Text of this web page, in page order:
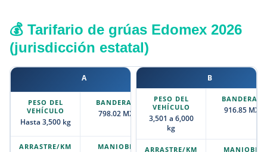
💰 Tarifario de grúas Edomex 2026
(jurisdicción estatal)
A
Hasta 3,500 kg
798.02 MXN
B
3,501 a 6,000
kg
916.85 MXN